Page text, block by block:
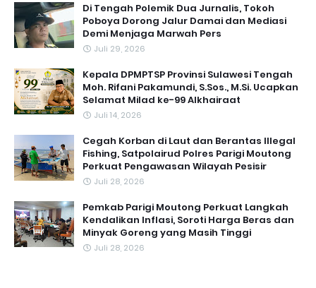
Di Tengah Polemik Dua Jurnalis, Tokoh
Poboya Dorong Jalur Damai dan Mediasi
Demi Menjaga Marwah Pers
Juli 29, 2026
Kepala DPMPTSP Provinsi Sulawesi Tengah
Moh. Rifani Pakamundi, S.Sos., M.Si. Ucapkan
Selamat Milad ke-99 Alkhairaat
Juli 14, 2026
Cegah Korban di Laut dan Berantas Illegal
Fishing, Satpolairud Polres Parigi Moutong
Perkuat Pengawasan Wilayah Pesisir
Juli 28, 2026
Pemkab Parigi Moutong Perkuat Langkah
Kendalikan Inflasi, Soroti Harga Beras dan
Minyak Goreng yang Masih Tinggi
Juli 28, 2026